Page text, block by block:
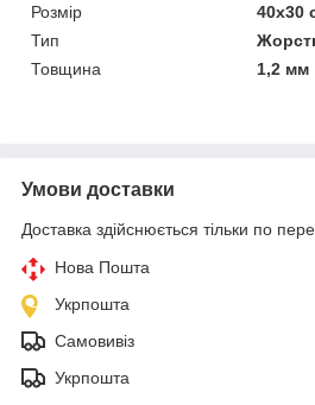
Розмір
40x30
Тип
Товщина
1,2 мм
Умови доставки
Доставка здійснюється тільки по
Нова Пошта
Укрпошта
Самовивіз
Укрпошта